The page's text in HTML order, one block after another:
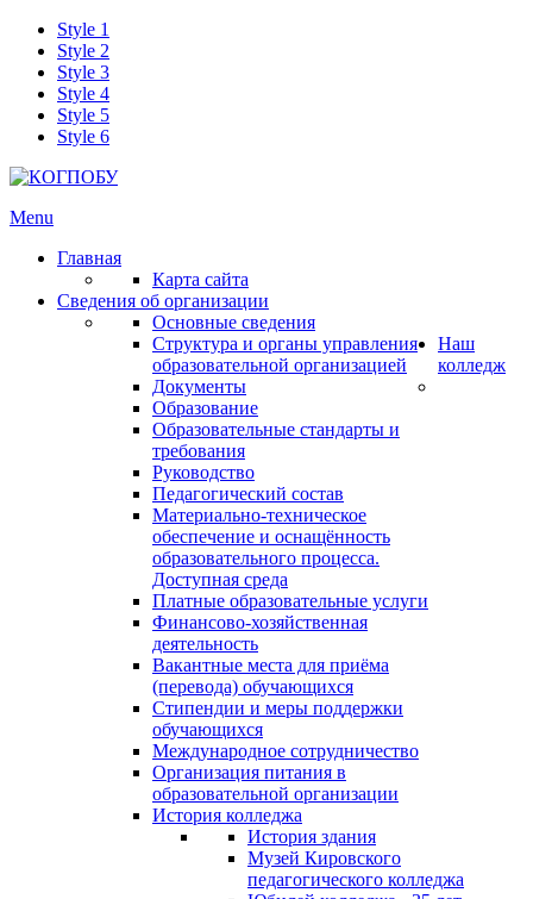
Style 1
Style 2
Style 3
Style 4
Style 5
Style 6
Menu
Главная
Карта сайта
Сведения об организации
Основные сведения
Структура и органы управления
образовательной организацией
Документы
Образование
Образовательные стандарты и
требования
Руководство
Педагогический состав
Материально-техническое
обеспечение и оснащённость
образовательного процесса.
Доступная среда
Платные образовательные услуги
Финансово-хозяйственная
деятельность
Вакантные места для приёма
(перевода) обучающихся
Стипендии и меры поддержки
обучающихся
Международное сотрудничество
Организация питания в
образовательной организации
Наш
колледж
История колледжа
История здания
Музей Кировского
педагогического колледжа